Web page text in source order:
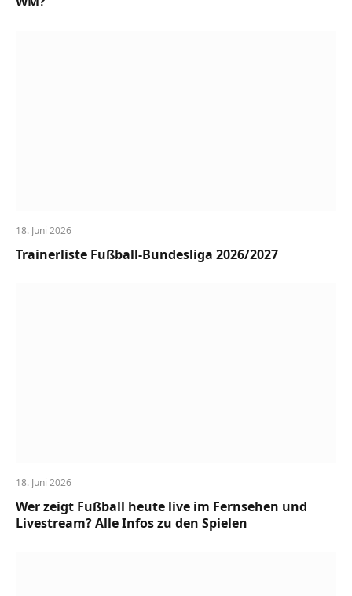
18. Juni 2026
Trainerliste Fußball-Bundesliga 2026/2027
18. Juni 2026
Wer zeigt Fußball heute live im Fernsehen und
Livestream? Alle Infos zu den Spielen